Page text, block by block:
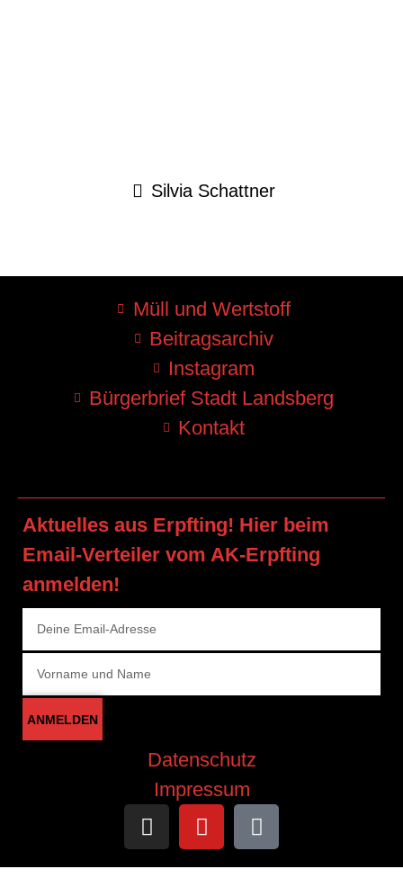
Silvia Schattner
Müll und Wertstoff
Beitragsarchiv
Instagram
Bürgerbrief Stadt Landsberg
Kontakt
Aktuelles aus Erpfting! Hier beim
Email-Verteiler vom AK-Erpfting
anmelden!
ANMELDEN
Datenschutz
Impressum